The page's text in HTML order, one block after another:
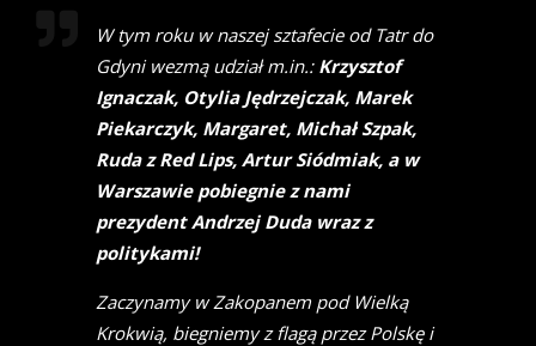
W tym roku w naszej sztafecie od Tatr do
Gdyni wezmą udział m.in.:Krzysztof
Ignaczak, Otylia Jędrzejczak, Marek
Piekarczyk, Margaret, Michał Szpak,
Ruda z Red Lips, Artur Siódmiak, a w
Warszawie pobiegnie z nami
prezydent Andrzej Duda wraz z
politykami!
Zaczynamy w Zakopanem pod Wielką
Krokwią, biegniemy z flagą przez Polskę i